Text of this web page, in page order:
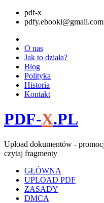
pdf-x
pdfy.ebooki@gmail.com
O nas
Jak to działa?
Blog
Polityka
Historia
Kontakt
PDF-X.PL
Upload dokumentów -
czytaj fragmenty
GŁÓWNA
UPLOAD PDF
ZASADY
DMCA